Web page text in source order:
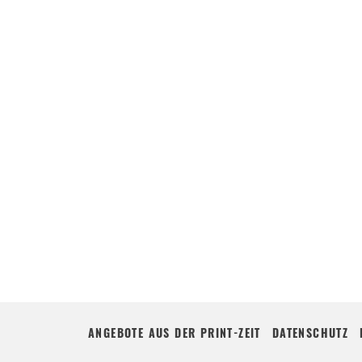
ANGEBOTE AUS DER PRINT-ZEIT DATENSCHUTZ